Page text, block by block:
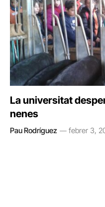
La universitat
nenes
Pau Rodríguez febrer 3,